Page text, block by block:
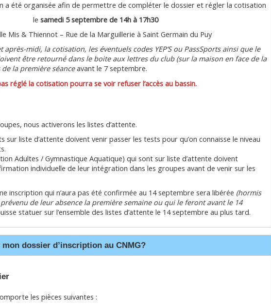
a été organisée afin de permettre de compléter le dossier et régler la cotisation
le samedi 5 septembre de 14h à 17h30
Mis & Thiennot – Rue de la Marguillerie à Saint Germain du Puy
après-midi, la cotisation, les éventuels codes YEP’S ou PassSports ainsi que le
être retourné dans le boite aux lettres du club (sur la maison en face de la
la première séanceavant le 7 septembre.
réglé la cotisation pourra se voir refuser l’accès au bassin.
nous activerons les listes d’attente.
sur liste d’attente doivent venir passer les tests pour qu’on connaisse le niveau
Adultes / Gymnastique Aquatique) qui sont sur liste d’attente doivent
individuelle de leur intégration dans les groupes avant de venir sur les
inscription qui n’aura pas été confirmée au 14 septembre sera libérée (hormis
de leur absence la première semaine ou qui le feront avant le 14
statuer sur l’ensemble des listes d’attente le 14 septembre au plus tard.
dossier d’inscription au CNMG?
les pièces suivantes :